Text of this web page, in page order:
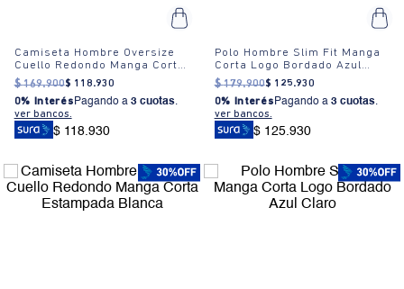
Camiseta Hombre Oversize
Cuello Redondo Manga Corta
Estampada Blanca
$ 169.900$ 118.930
0% Interés Pagando a 3 cuotas.
ver bancos.
$ 118.930
Polo Hombre Slim Fit Manga
Corta Logo Bordado Azul
Claro
$ 179.900$ 125.930
0% Interés Pagando a 3 cuotas.
ver bancos.
$ 125.930